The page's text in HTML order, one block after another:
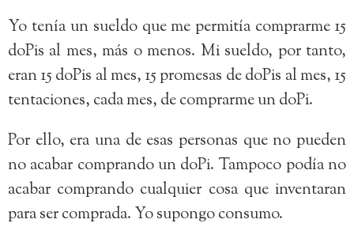
Yo tenía un sueldo que me permitía comprarme 15
doPis al mes, más o menos. Mi sueldo, por tanto,
eran 15 doPis al mes, 15 promesas de doPis al mes, 15
tentaciones, cada mes, de comprarme un doPi.
Por ello, era una de esas personas que no pueden
no acabar comprando un doPi. Tampoco podía no
acabar comprando cualquier cosa que inventaran
para ser comprada. Yo supongo consumo.